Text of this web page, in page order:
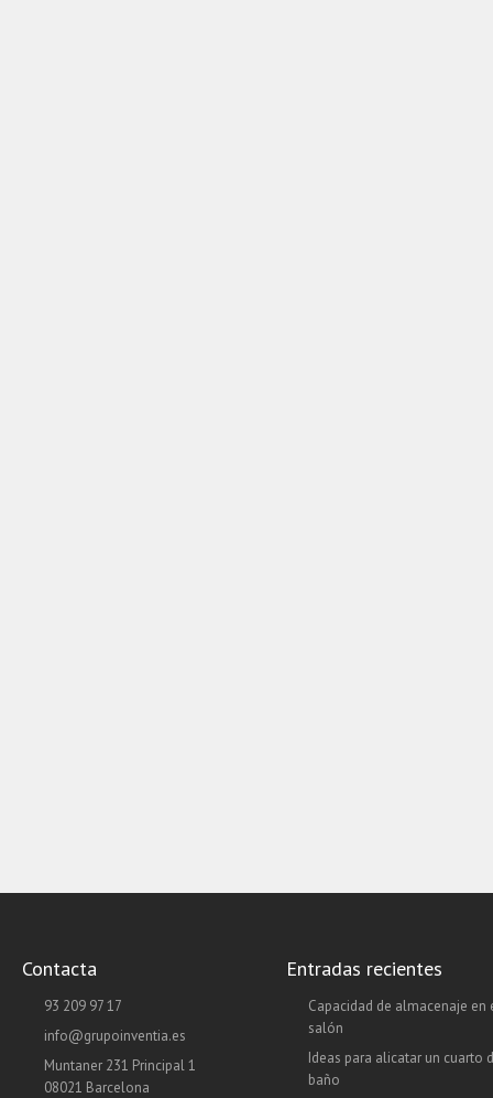
Contacta
93 209 97 17
info@grupoinventia.es
Muntaner 231 Principal 1
08021 Barcelona
Entradas recientes
Capacidad de almacenaje en
salón
Ideas para alicatar un cuarto
baño